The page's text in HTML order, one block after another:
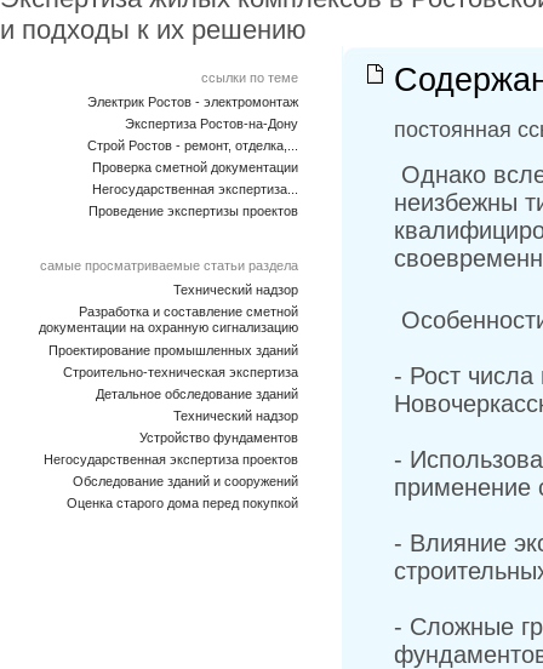
и подходы к их решению
ссылки по теме
Электрик Ростов - электромонтаж
Экспертиза Ростов-на-Дону
Строй Ростов - ремонт, отделка,...
Проверка сметной документации
Негосударственная экспертиза...
Проведение экспертизы проектов
самые просматриваемые статьи раздела
Технический надзор
Разработка и составление сметной
документации на охранную сигнализацию
Проектирование промышленных зданий
Строительно-техническая экспертиза
Детальное обследование зданий
Технический надзор
Устройство фундаментов
Негосударственная экспертиза проектов
Обследование зданий и сооружений
Оценка старого дома перед покупкой
постоянная
Однако
неизбежны
- Рост
-
применение
- Влияние
- Сложные